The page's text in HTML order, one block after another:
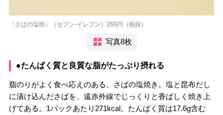
『さばの塩焼』（セブン-イレブン）268円（税抜）
写真8枚
●たんぱく質と良質な脂がたっぷり摂れる
脂のりがよく食べ応えのある、さばの塩焼き。塩と昆布だし
に漬け込んださばを、遠赤外線でじっくりと香ばしく焼き上
げてある。1パックあたり271kcal。たんぱく質は17.6g含む